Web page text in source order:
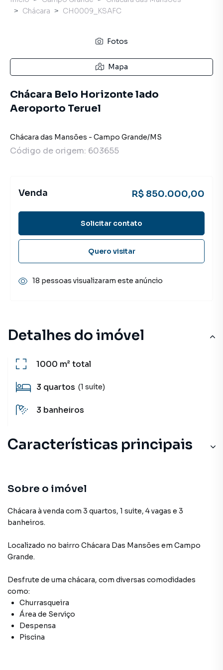
Detalhes do imóvel
1000 m²total
3 quartos (1 suíte)
3 banheiros
Características principais
Sobre o imóvel
Chácara à venda com 3 quartos, 1 suite, 4 vagas e 3
banheiros.
Localizado no bairro Chácara Das Mansões em Campo
Grande.
Desfrute de uma chácara, com diversas comodidades
como:
Churrasqueira
Área de Serviço
Despensa
Piscina
Chácara
CH0009_KSAFC
Fotos
Mapa
Chácara Belo Horizonte lado
Aeroporto Teruel
Chácara das Mansões - Campo Grande/MS
Código de origem: 603655
Venda R$ 850.000,00
Solicitar contato
Quero visitar
18 pessoas visualizaram este anúncio